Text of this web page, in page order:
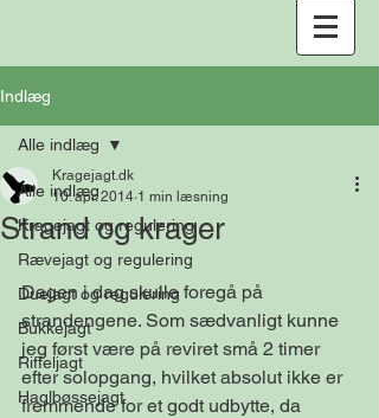
Indlæg
Alle indlæg
Kragejagt og regulering
Rævejagt og regulering
Duejagt og regulering
Bukkejagt
Riffeljagt
Haglbøssejagt
Alle indlæg
Strand og krager
Kragejagt.dk
10. apr. 2014 1 min læsning
Dagen i dag skulle foregå på
strandengene. Som sædvanligt kunne
jeg først være på reviret små 2 timer
efter solopgang, hvilket absolut ikke er
fremmende for et godt udbytte, da